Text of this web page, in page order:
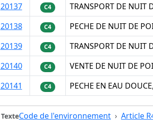
20137
C4
TRANSPORT DE NUIT
20138
C4
PECHE DE NUIT DE
20139
C4
TRANSPORT DE NUIT
20140
C4
VENTE DE NUIT DE
20141
C4 PECHE EN EAU
TexteCode de l'environnement Article